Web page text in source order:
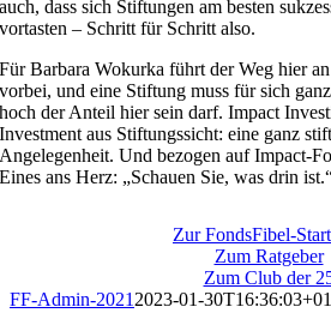
auch, dass sich Stiftungen am besten
vortasten – Schritt für Schritt also.
Für Barbara Wokurka führt der Weg hier
vorbei, und eine Stiftung muss für sich
hoch der Anteil hier sein darf. Impact
Investment aus Stiftungssicht: eine ganz
Angelegenheit. Und bezogen auf Impact-
Eines ans Herz: „Schauen Sie, was drin
Zur FondsFibel-
Zum Ratgeber
Zum Club der
FF-Admin-2021 2023-01-